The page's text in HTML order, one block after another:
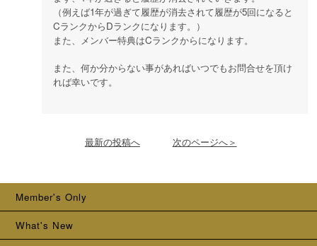
（例えば1年が過ぎて履歴が消去されて履歴が5回になると
CランクからDランクになります。）
また、メンバー特典はCランクからになります。
また、何か分からない事があればいつでもお問合せを頂け
れば幸いです。
最新の投稿へ 次のページへ＞
Member's Only
What's New